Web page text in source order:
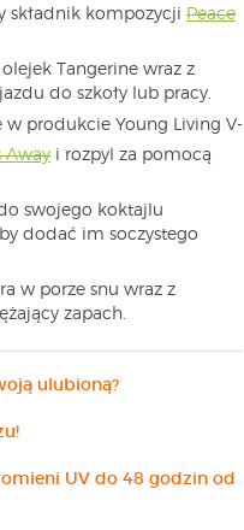
składnik kompozycji Peace
Tangerine wraz z
do szkoły lub pracy.
w produkcie Young Living V-
Away i rozpyl za pomocą
swojego koktajlu
dodać im soczystego
w porze snu wraz z
zapach.
ulubioną?
UV do 48 godzin od